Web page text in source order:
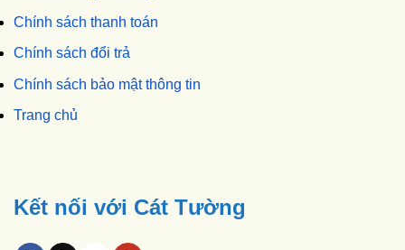
Chính sách thanh toán
Chính sách đổi trả
Chính sách bảo mật thông tin
Trang chủ
Kết nối với Cát Tường